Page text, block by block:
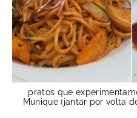
pratos que
Munique (jantar por volta